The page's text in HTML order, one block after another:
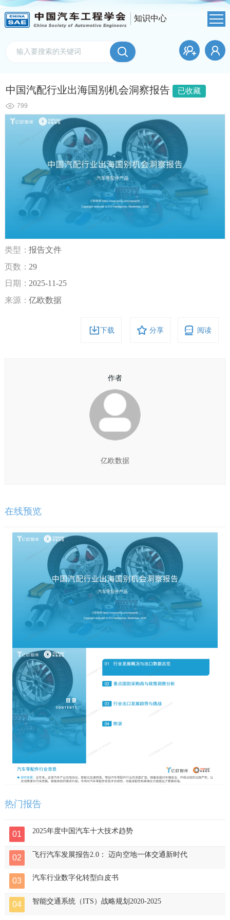
知识中心
中国汽配行业出海国别机会洞察报告 已收藏
799
类型：报告文件
页数： 29
日期： 2025-11-25
来源：亿欧数据
阅读
分享
下载
作者
亿欧数据
在线预览
热门报告
01 2025年度中国汽车十大技术趋势
02 飞行汽车发展报告2.0： 迈向空地一体交通新时代
03 汽车行业数字化转型白皮书
04 智能交通系统（ITS）战略规划2020-2025